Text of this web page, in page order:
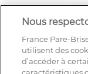
Nous
France Pare-
utilisent des
d’accéder à